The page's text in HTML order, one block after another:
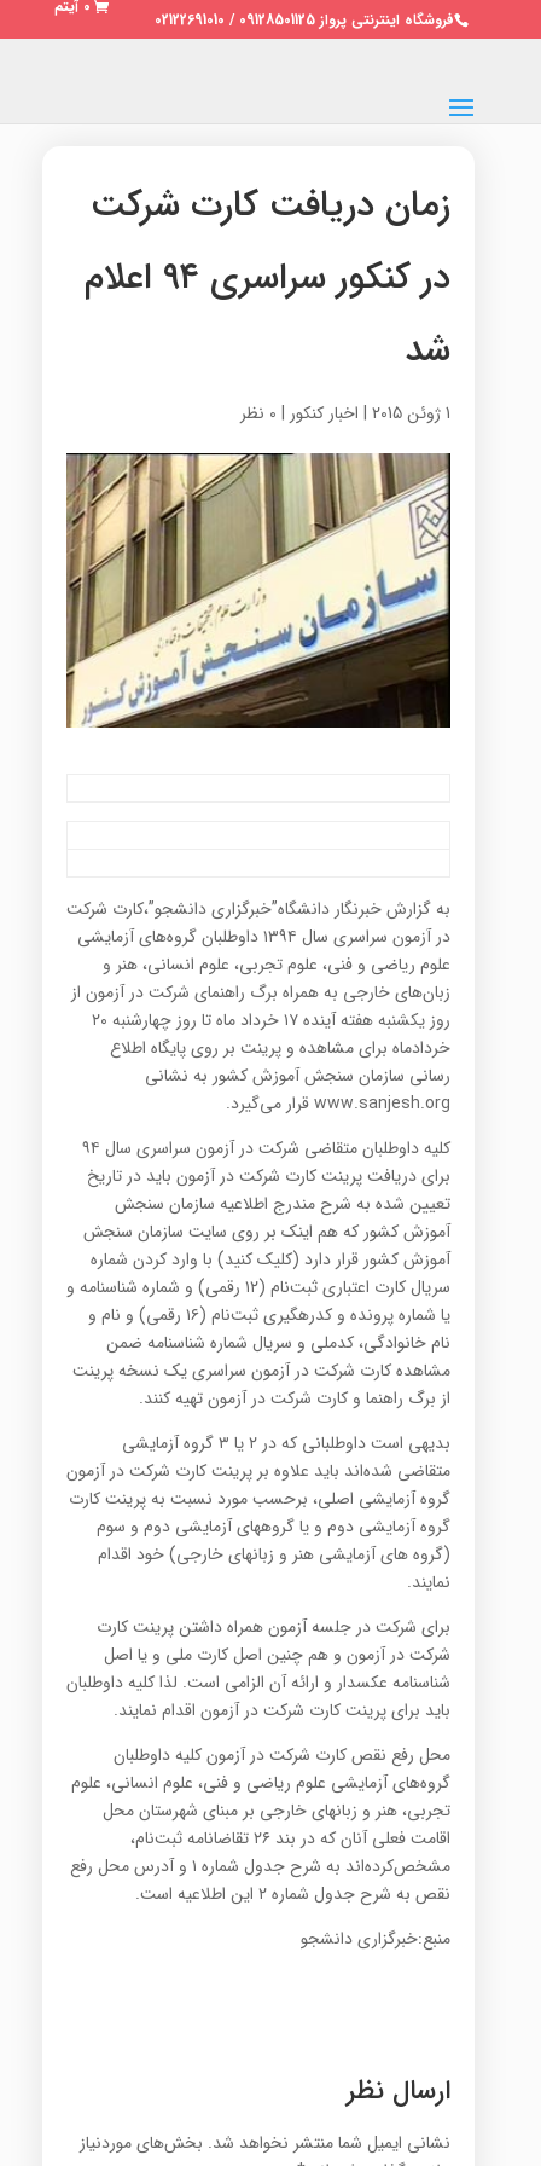
فروشگاه اینترنتی پرواز 09128501125 / 02122691010
0 آیتم
زمان دریافت کارت شرکت
در کنکور سراسری ۹۴ اعلام
شد
1 ژوئن 2015 | اخبار کنکور | 0 نظر
به گزارش خبرنگار دانشگاه”خبرگزاری دانشجو”،کارت شرکت
در آزمون سراسری سال ۱۳۹۴ داوطلبان‌ گروه‌های آزمایشی
علوم‌ ریاضی و فنی، علوم‌ تجربی، علوم انسانی، هنر و
زبان‌های خارجی به همراه برگ راهنمای شرکت در آزمون از
روز یکشنبه هفته آینده ۱۷ خرداد ماه تا روز چهارشنبه ۲۰
خردادماه برای مشاهده و پرینت بر روی پایگاه اطلاع
رسانی‌ سازمان سنجش آموزش کشور به نشانی
www.sanjesh.org قرار می‌گیرد.
کلیه‌ داوطلبان‌ متقاضی شرکت‌ در آزمون‌ سراسری سال ۹۴
برای دریافت پرینت کارت شرکت در آزمون باید در تاریخ
تعیین شده به شرح مندرج اطلاعیه سازمان سنجش
آموزش کشور که هم اینک بر روی سایت سازمان سنجش
آموزش کشور قرار دارد (کلیک کنید) با وارد کردن شماره
سریال کارت اعتباری ثبت‌نام (۱۲ رقمی) و شماره شناسنامه و
یا شماره پرونده و کدرهگیری ثبت‌نام (۱۶ رقمی) و نام و
نام خانوادگی، کدملی و سریال شماره شناسنامه ضمن
مشاهده کارت شرکت در آزمون سراسری یک نسخه پرینت
از برگ راهنما و کارت شرکت در آزمون تهیه کنند.
بدیهی است داوطلبانی که در ۲ یا ۳ گروه آزمایشی
متقاضی شده‌اند باید علاوه بر پرینت کارت شرکت در آزمون
گروه آزمایشی اصلی، برحسب مورد نسبت به پرینت کارت
گروه آزمایشی دوم و یا گروههای آزمایشی دوم و سوم
(گروه های آزمایشی هنر و زبانهای خارجی) خود اقدام
نمایند.
برای شرکت در جلسه آزمون همراه داشتن پرینت کارت
شرکت در آزمون و هم چنین اصل کارت ملی و یا اصل
شناسنامه عکسدار و ارائه آن الزامی است. لذا کلیه داوطلبان
باید برای پرینت کارت شرکت در آزمون اقدام نمایند.
محل رفع نقص کارت شرکت در ‌آزمون کلیه داوطلبان
گروه‌های آزمایشی علوم ریاضی و فنی‌، علوم انسانی‌، علوم‌
تجربی‌، هنر و زبانهای ‌خارجی‌ بر مبنای‌ شهرستان‌ محل‌
اقامت فعلی آنان‌ که‌ در بند ۲۶ تقاضانامه‌ ثبت‌‌نام‌،
مشخص‌کرده‌اند به‌ شرح‌ جدول شماره‌ ۱ و آدرس محل رفع
نقص به شرح جدول شماره ۲ این اطلاعیه است.
منبع:خبرگزاری دانشجو
ارسال نظر
نشانی ایمیل شما منتشر نخواهد شد. بخش‌های موردنیاز